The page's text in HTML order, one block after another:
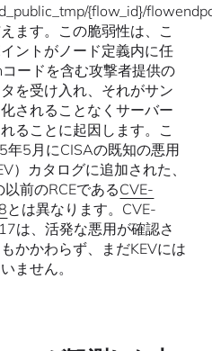
{flow_id}/
ます。この脆弱性は、こ
ントがノード定義内に任
ードを含む攻撃者提供の
を受け入れ、それがサン
されることなくサーバー
ることに起因します。こ
年5月にCISAの既知の悪用
）カタログに追加された、
前のRCEであるCVE-
とは異なります。CVE-
は、活発な悪用が確認さ
かかわらず、まだKEVには
ません。